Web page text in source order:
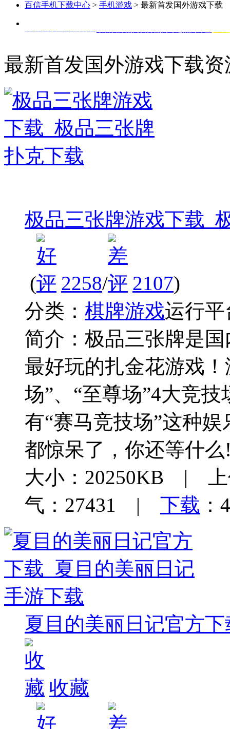
百信手机下载中心 > 手机游戏 > 最新首发国外游戏下载
最新首发国外游戏下载资
极品三张牌游戏下载_
( 2258/ 2107)
分类： 棋牌游戏运行平
简介： 极品三张牌是
最好玩的扎金花游戏
场”、“至尊场”4大竞
有“赛马竞技场”这种
都惊呆了，你还等什么
大小：20250KB |
气：27431 | 下载 ：
夏目的美丽日记官方
收藏